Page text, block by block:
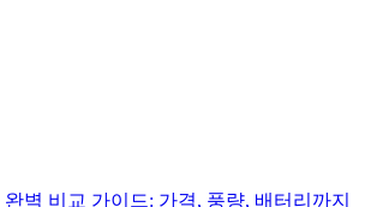
벽 비교 가이드: 가격, 풍량, 배터리까지